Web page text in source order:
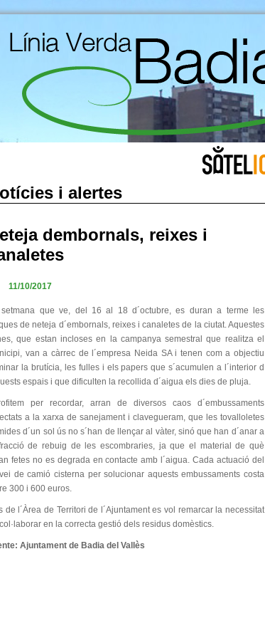
i alertes
dembornals, reixes i
11/10/2017
setmana que ve, del 16 al 18 d´octubre, es duran a terme les
de neteja d´embornals, reixes i canaletes de la ciutat. Aquestes
que estan incloses en la campanya semestral que realitza el
van a càrrec de l´empresa Neida SA i tenen com a objectiu
la brutícia, les fulles i els papers que s´acumulen a l´interior d
espais i que dificulten la recollida d´aigua els dies de pluja.
per recordar, arran de diversos caos d´embussaments
a la xarxa de sanejament i clavegueram, que les tovalloletes
d´un sol ús no s´han de llençar al vàter, sinó que han d´anar a
de rebuig de les escombraries, ja que el material de què
fetes no es degrada en contacte amb l´aigua. Cada actuació del
de camió cisterna per solucionar aquests embussaments costa
300 i 600 euros.
de l´Àrea de Territori de l´Ajuntament es vol remarcar la necessitat
en la correcta gestió dels residus domèstics.
Ajuntament de Badia del Vallès